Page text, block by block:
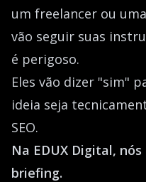
um freelancer ou
vão seguir suas
é perigoso.
Eles vão dizer "sim"
ideia seja
SEO.
Na EDUX Digital,
briefing.